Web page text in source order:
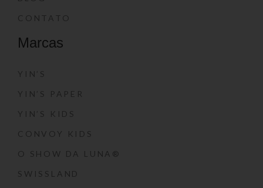
CONTATO
Marcas
YIN’S
YIN’S PAPER
YIN’S KIDS
CONVOY KIDS
O SHOW DA LUNA®
SWISSLAND